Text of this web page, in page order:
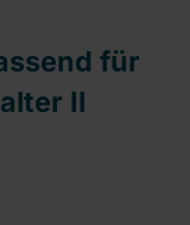
für
II